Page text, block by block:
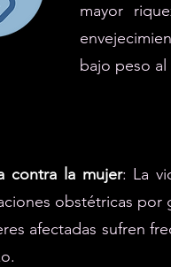
mayor
bajo peso al
contra la mujer: La
obstétricas por
afectadas sufren